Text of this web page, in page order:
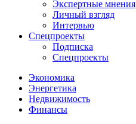
Экспертные мнения
Личный взгляд
Интервью
Спецпроекты
Подписка
Спецпроекты
Экономика
Энергетика
Недвижимость
Финансы